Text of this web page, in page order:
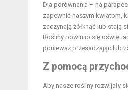
Dla porównania – na
zapewnić naszym kwiatom,
zaczynają żółknąć lub stają
Rośliny powinno się
ponieważ przesadzając lub
Z pomocą
Aby nasze rośliny rozwijały